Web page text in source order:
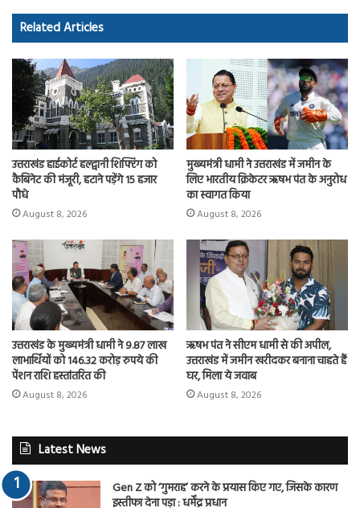
o
ok
d
o
n
Related Articles
उत्तराखंड हाईकोर्ट हल्द्वानी शिफ्टिंग को
कैबिनेट की मंजूरी, हटाने पड़ेंगे 15 हजार
पौधे
August 8, 2026
मुख्यमंत्री धामी ने उत्तराखंड में जमीन के
लिए भारतीय क्रिकेटर ऋषभ पंत के अनुरोध
का स्वागत किया
August 8, 2026
उत्तराखंड के मुख्यमंत्री धामी ने 9.87 लाख
लाभार्थियों को 146.32 करोड़ रुपये की
पेंशन राशि हस्तांतरित की
August 8, 2026
ऋषभ पंत ने सीएम धामी से की अपील,
उत्तराखंड में जमीन खरीदकर बनाना चाहते हैं
घर, मिला ये जवाब
August 8, 2026
Latest News
Gen Z को ‘गुमराह’ करने के प्रयास किए गए, जिसके कारण
इस्तीफा देना पड़ा : धर्मेंद्र प्रधान